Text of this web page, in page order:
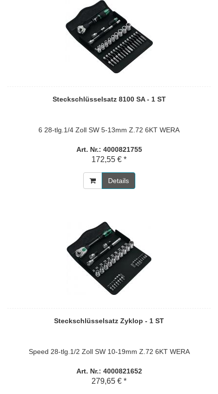
Steckschlüsselsatz 8100 SA - 1 ST
6 28-tlg.1/4 Zoll SW 5-13mm Z.72 6KT WERA
Art. Nr.: 4000821755
172,55 € *
Details
Steckschlüsselsatz Zyklop - 1 ST
Speed 28-tlg.1/2 Zoll SW 10-19mm Z.72 6KT WERA
Art. Nr.: 4000821652
279,65 € *